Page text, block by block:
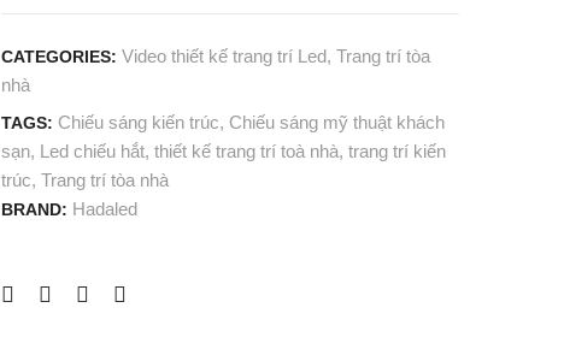
YÊN
–
YÊN
VINH
HÙNG
CATEGORIES: Video thiết kế trang trí Led, Trang trí tòa
nhà
TAGS: Chiếu sáng kiến trúc, Chiếu sáng mỹ thuật khách
sạn, Led chiếu hắt, thiết kế trang trí toà nhà, trang trí kiến
trúc, Trang trí tòa nhà
BRAND: Hadaled